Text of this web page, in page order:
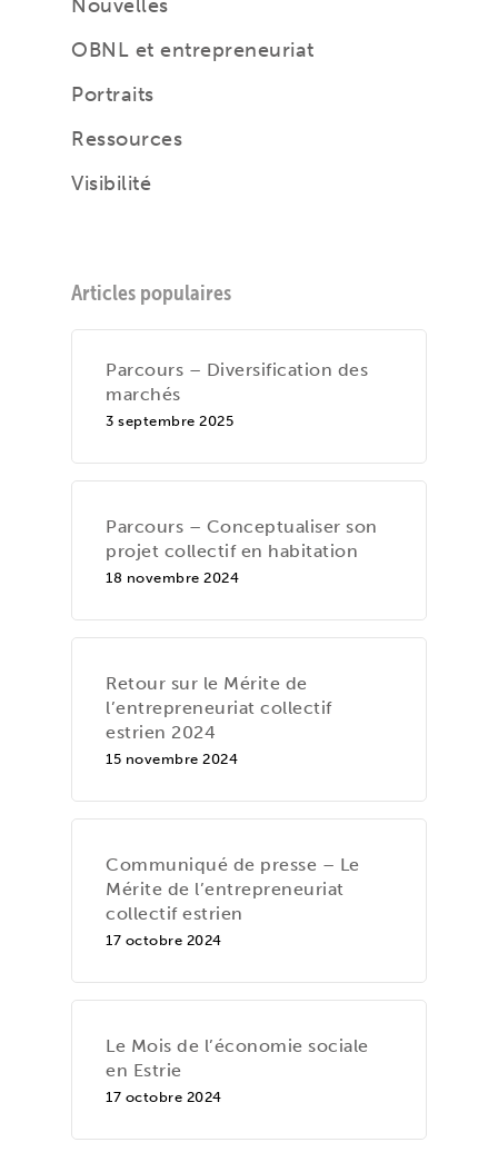
Nouvelles
OBNL et entrepreneuriat
Portraits
Ressources
Visibilité
Articles populaires
Parcours – Diversification des
marchés
3 septembre 2025
Parcours – Conceptualiser son
projet collectif en habitation
18 novembre 2024
Retour sur le Mérite de
l’entrepreneuriat collectif
estrien 2024
15 novembre 2024
Communiqué de presse – Le
Mérite de l’entrepreneuriat
collectif estrien
17 octobre 2024
Le Mois de l’économie sociale
en Estrie
17 octobre 2024